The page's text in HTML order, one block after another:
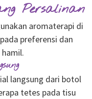
Persalinan
aromaterapi di
preferensi dan
langsung dari botol
tetes pada tisu